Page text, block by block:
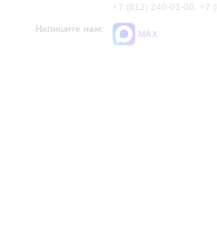
+7 (812) 240-01-00, +7
Напишите нам:
MAX